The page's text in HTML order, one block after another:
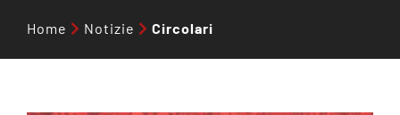
Home Notizie Circolari